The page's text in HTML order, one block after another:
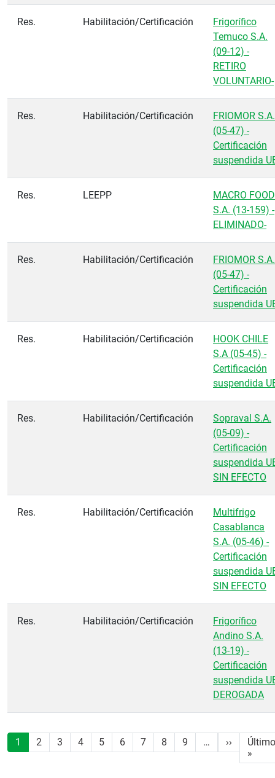
Res. Habilitación/Certificación
Frigorífico
Temuco S.A.
(09-12) -
RETIRO
VOLUNTARIO-
Res. Habilitación/Certificación
FRIOMOR S.A.
(05-47) -
Certificación
suspendida
Res. LEEPP
MACRO FOOD
S.A. (13-159) -
ELIMINADO-
Res. Habilitación/Certificación
FRIOMOR S.A.
(05-47) -
Certificación
suspendida
Res. Habilitación/Certificación
HOOK CHILE
S.A (05-45) -
Certificación
suspendida
Res. Habilitación/Certificación
Sopraval S.A.
(05-09) -
Certificación
suspendida
SIN EFECTO
Res. Habilitación/Certificación
Multifrigo
Casablanca
S.A. (05-46) -
Certificación
suspendida
SIN EFECTO
Res. Habilitación/Certificación
Frigorífico
Andino S.A.
(13-19) -
Certificación
suspendida
DEROGADA
Paginación
1 2 3 4 5 6 7 8 9 … ››
Último
»